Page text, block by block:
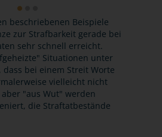
beschriebenen Beispiele
zur Strafbarkeit gerade bei
sehr schnell erreicht.
Situationen unter
dass bei einem Streit Worte
vielleicht nicht
"aus Wut" werden
die Straftatbestände